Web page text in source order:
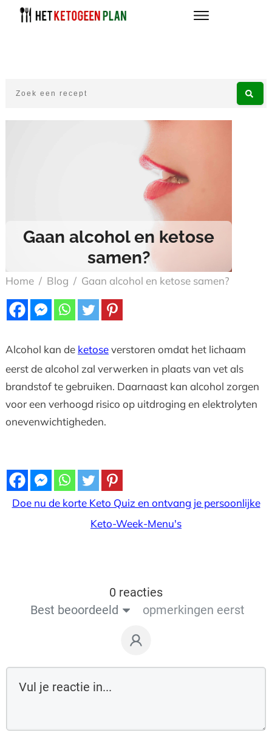
Gaan alcohol en ketose
samen?
Home / Blog / Gaan alcohol en ketose samen?
Alcohol kan de ketoseverstoren omdat het lichaam
eerst de alcohol zal verwerken in plaats van vet als
brandstof te gebruiken. Daarnaast kan alcohol zorgen
voor een verhoogd risico op uitdroging en elektrolyten
onevenwichtigheden.
Doe nu de korte Keto Quiz en ontvang je persoonlijke
Keto-Week-Menu's
0 reacties
Best beoordeeld
opmerkingen eerst